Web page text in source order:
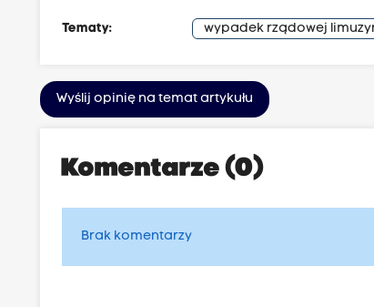
Tematy: wypadek rządowej
Wyślij opinię na temat artykułu
Komentarze (0)
Brak komentarzy